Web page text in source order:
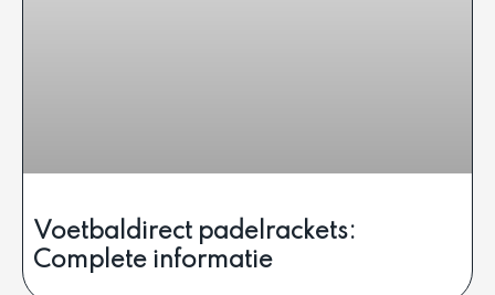
Voetbaldirect padelrackets:
Complete informatie